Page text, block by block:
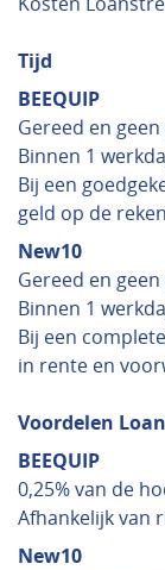
Tijd
BEEQUIP
Gereed en
Binnen 1
Bij een
geld op de
New10
Gereed en
Binnen 1
Bij een
in rente en
Voordelen
BEEQUIP
0,25% van de
Afhankelijk van
New10